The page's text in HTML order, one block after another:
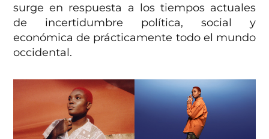
surge en respuesta a los tiempos actuales
de incertidumbre política, social y
económica de prácticamente todo el mundo
occidental.